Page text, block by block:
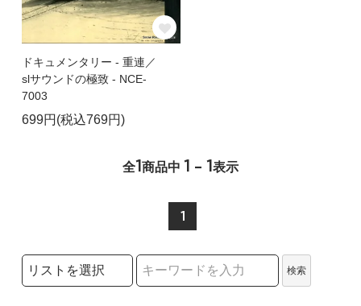
ドキュメンタリー - 重連／
slサウンドの極致 - NCE-
7003
699円(税込769円)
全1商品中 1 - 1表示
1
検索リストの選択
検索